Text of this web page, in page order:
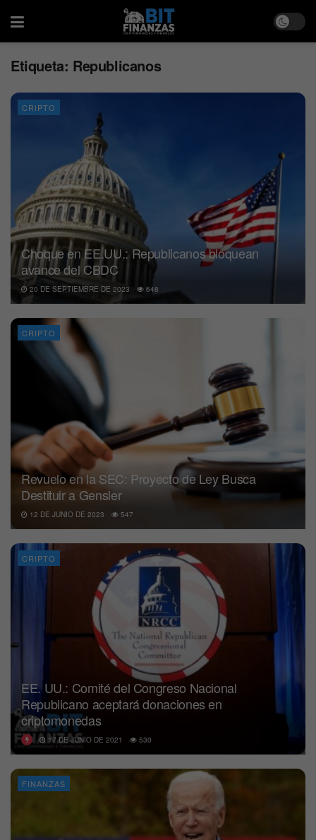
Etiqueta: Republicanos
CRIPTO
Choque en EE.UU.: Republicanos bloquean
avance del CBDC
20 DE SEPTIEMBRE DE 2023 648
CRIPTO
Revuelo en la SEC: Proyecto de Ley Busca
Destituir a Gensler
12 DE JUNIO DE 2023 547
CRIPTO
EE. UU.: Comité del Congreso Nacional
Republicano aceptará donaciones en
criptomonedas
17 DE JUNIO DE 2021 530
FINANZAS